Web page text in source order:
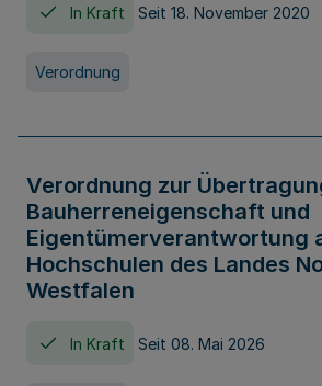
In Kraft Seit 18. November 2020
Verordnung
Verordnung zur
Bauherreneigenschaft und
Eigentümerverantwortung
Hochschulen des Landes
Westfalen
In Kraft Seit 08. Mai 2026